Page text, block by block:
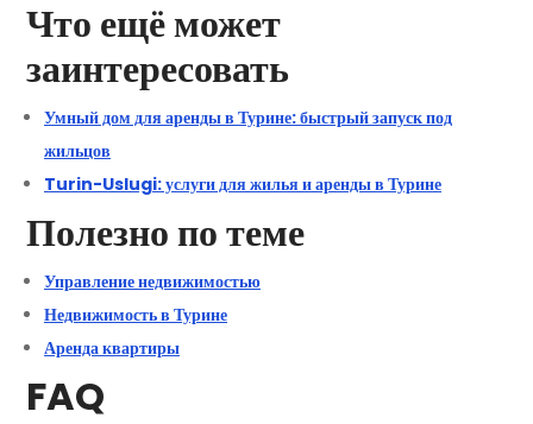
Что ещё может
заинтересовать
Умный дом для аренды в Турине: быстрый запуск под
жильцов
Turin-Uslugi: услуги для жилья и аренды в Турине
Полезно по теме
Управление недвижимостью
Недвижимость в Турине
Аренда квартиры
FAQ